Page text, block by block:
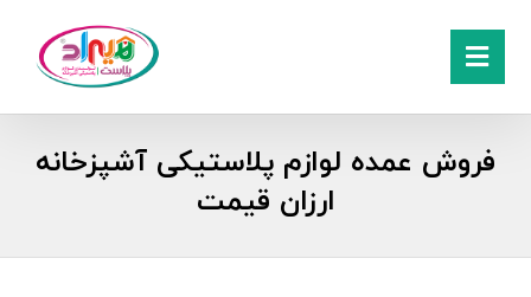
فروش عمده لوازم پلاستیکی آشپزخانه
ارزان قیمت